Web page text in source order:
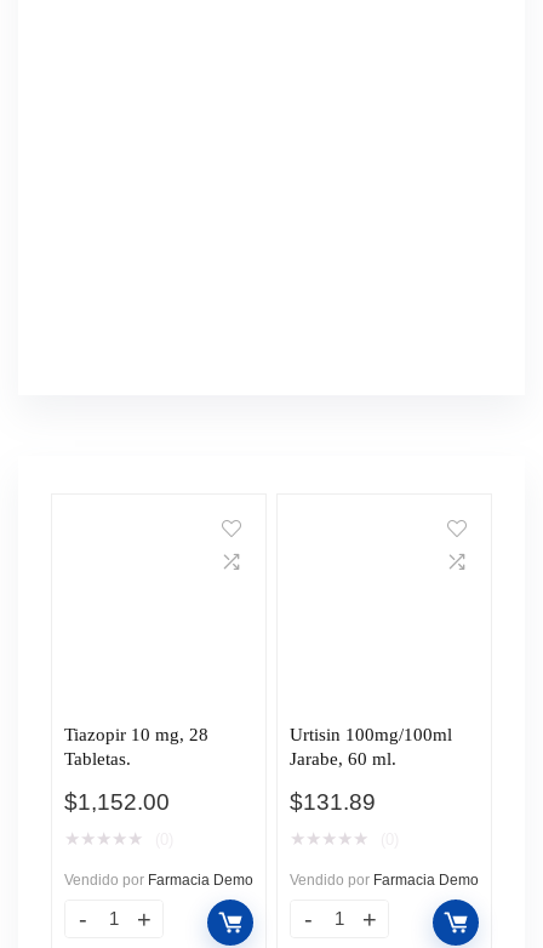
Tiazopir 10 mg, 28
Tabletas.
$1,152.00
★ ★ ★ ★ ★
Vendido por Farmacia Demo
Urtisin 100mg/100ml
Jarabe, 60 ml.
$131.89
★ ★ ★ ★ ★
Vendido por Farmacia Demo